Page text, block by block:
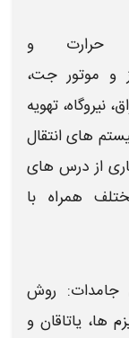
حرارت و
و موتور جت،
تهویه
های انتقال
از درس های
همراه با
جامدات: روش
ها، یاتاقان و